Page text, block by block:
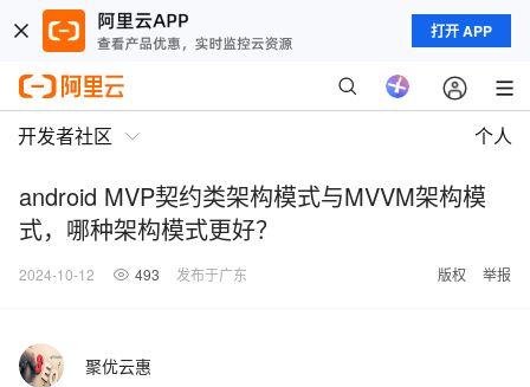
打开 APP
开发者社区 个人
android MVP契约类架构模式与MVVM架构模
式，哪种架构模式更好？
2024-10-12 493 发布于广东 版权 举报
聚优云惠